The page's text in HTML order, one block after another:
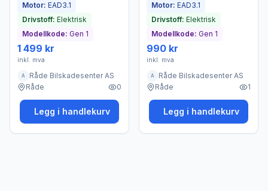
Motor: EAD3.1
Drivstoff: Elektrisk
Modellkode: Gen 1
1 499 kr
inkl. mva
A
Råde Bilskadesenter AS
Råde
0
Legg i handlekurv
Motor: EAD3.1
Drivstoff: Elektrisk
Modellkode: Gen 1
990 kr
inkl. mva
A
Råde Bilskadesenter AS
Råde
1
Legg i handlekurv